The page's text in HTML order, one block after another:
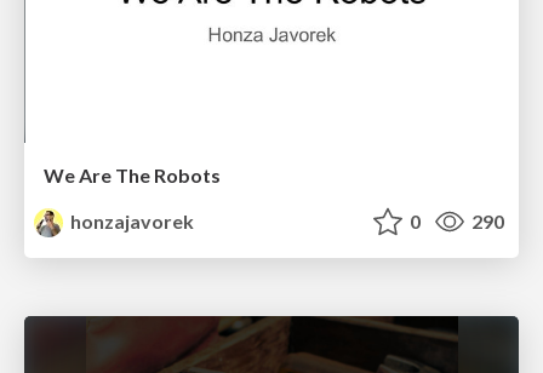
We Are The Robots
honzajavorek
0 290